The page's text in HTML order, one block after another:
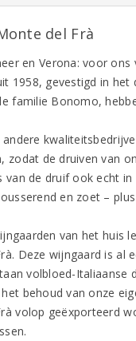
del Frà
en Verona: voor
1958, gevestigd in het
familie Bonomo,
andere
zodat de druiven van
van de druif ook echt
en zoet –
van het huis
Deze wijngaard is al
volbloed-Italiaanse
behoud van onze
volop geëxporteerd